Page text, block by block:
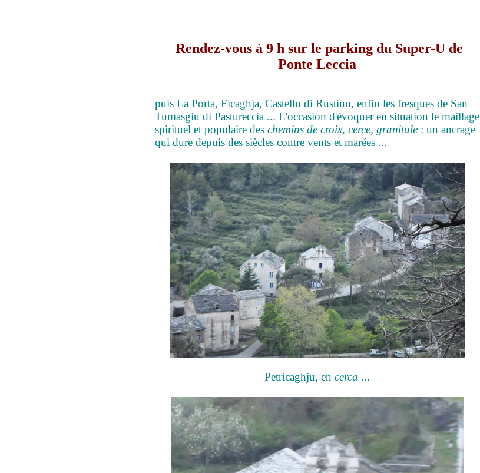
Rendez-vous à 9 h sur le parking du Super-U de
Ponte Leccia
puis La Porta, Ficaghja, Castellu di Rustinu, enfin les fresques de San
Tumasgiu di Pastureccia ... L'occasion d'évoquer en situation le maillage
spirituel et populaire des chemins de croix, cerce, granitule : un ancrage
qui dure depuis des siècles contre vents et marées ...
Petricaghju, en cerca ...